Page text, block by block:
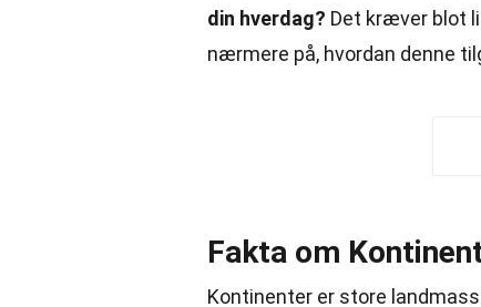
din hverdag? Det kræver blot
nærmere på, hvordan denne
Fakta om
Kontinenter er store